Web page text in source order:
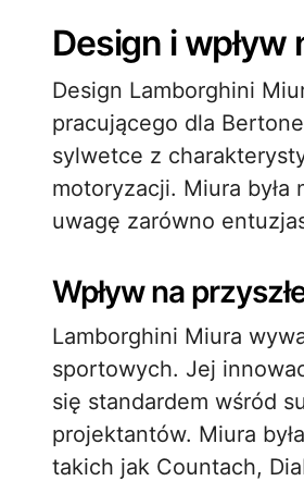
Design i
Design Lamborghini
pracującego dla
sylwetce z
motoryzacji. Miura
uwagę zarówno
Wpływ na
Lamborghini Miura
sportowych. Jej
się standardem wśród
projektantów. Miura
takich jak Countach,